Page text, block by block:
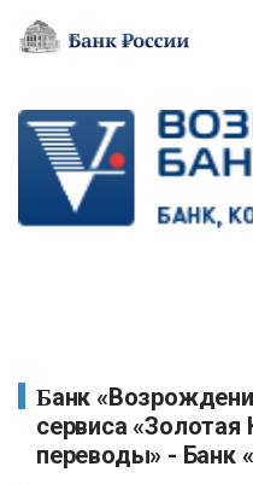
Банк «Возрождение» — новый участник
сервиса
переводы» - Банк